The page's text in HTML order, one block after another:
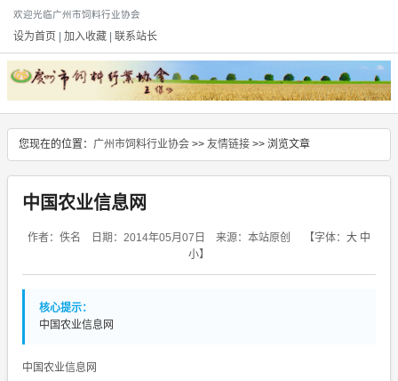
欢迎光临广州市饲料行业协会
设为首页 加入收藏 联系站长
您现在的位置： 广州市饲料行业协会 >> 友情链接 >> 浏览文章
中国农业信息网
作者：佚名 日期：2014年05月07日 来源：本站原创 【字体： 大 中
小】
核心提示：
中国农业信息网
中国农业信息网